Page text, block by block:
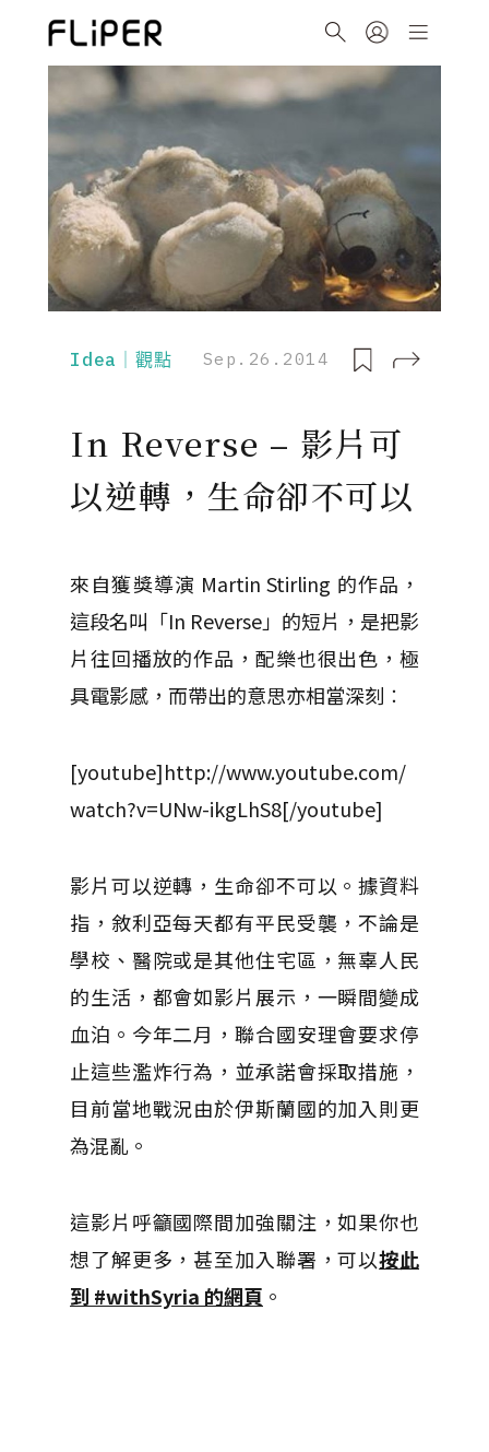
Idea｜觀點 Sep.26.2014
In Reverse – 影片可
以逆轉，生命卻不可以
來自獲獎導演 Martin Stirling 的作品，
這段名叫「In Reverse」的短片，是把影
片往回播放的作品，配樂也很出色，極
具電影感，而帶出的意思亦相當深刻︰
[youtube]http://www.youtube.com/
watch?v=UNw-ikgLhS8[/youtube]
影片可以逆轉，生命卻不可以。據資料
指，敘利亞每天都有平民受襲，不論是
學校、醫院或是其他住宅區，無辜人民
的生活，都會如影片展示，一瞬間變成
血泊。今年二月，聯合國安理會要求停
止這些濫炸行為，並承諾會採取措施，
目前當地戰況由於伊斯蘭國的加入則更
為混亂。
這影片呼籲國際間加強關注，如果你也
想了解更多，甚至加入聯署，可以按此
到 #withSyria 的網頁 。